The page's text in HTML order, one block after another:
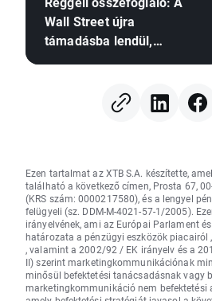
Wall Street újra
támadásba lendül,
mesterséges intelligencia
iránti optimizmust
Ezen tartalmat az XTB S.A. készítette,
található a következő címen, Prosta 67,
(KRS szám: 0000217580), és a lengyel
felügyeli (sz. DDM-M-4021-57-1/2005).
irányelvének, ami az Európai Parlament
határozata a pénzügyi eszközök piacairól
, valamint a 2002/92 / EK irányelv és a
II) szerint marketingkommunikációnak
minősül befektetési tanácsadásnak vagy
marketingkommunikáció nem befektetési